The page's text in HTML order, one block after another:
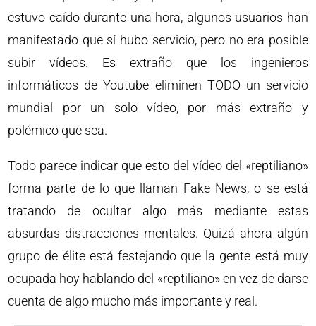
estuvo caído durante una hora, algunos usuarios han
manifestado que sí hubo servicio, pero no era posible
subir vídeos. Es extraño que los ingenieros
informáticos de Youtube eliminen TODO un servicio
mundial por un solo vídeo, por más extraño y
polémico que sea.
Todo parece indicar que esto del vídeo del «reptiliano»
forma parte de lo que llaman Fake News, o se está
tratando de ocultar algo más mediante estas
absurdas distracciones mentales. Quizá ahora algún
grupo de élite está festejando que la gente está muy
ocupada hoy hablando del «reptiliano» en vez de darse
cuenta de algo mucho más importante y real.